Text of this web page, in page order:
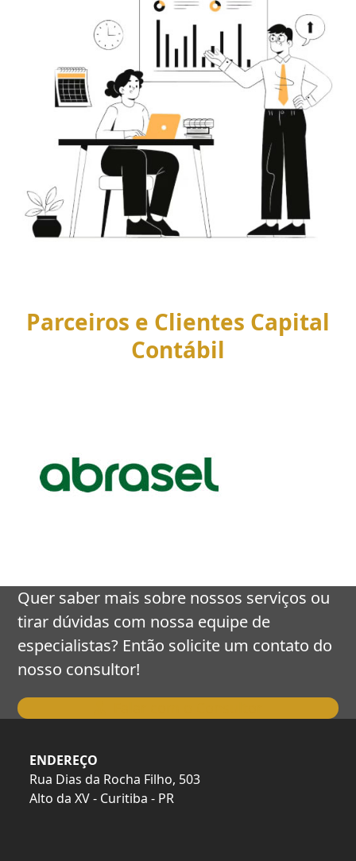
Parceiros e Clientes Capital
Contábil
right
carousel
navigation
buttons
Quer saber mais sobre nossos serviços ou
tirar dúvidas com nossa equipe de
especialistas? Então solicite um contato do
nosso consultor!
ENDEREÇO
Rua Dias da Rocha Filho, 503
Alto da XV - Curitiba - PR